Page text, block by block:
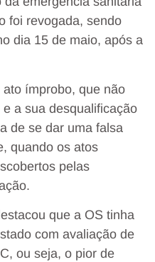
foi revogada, sendo
dia 15 de maio, após a
ato ímprobo, que não
a sua desqualificação
de se dar uma falsa
quando os atos
pelas
que a OS tinha
com avaliação de
ou seja, o pior de